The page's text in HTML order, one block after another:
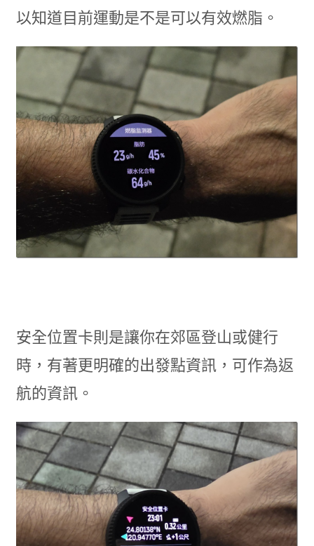
以知道目前運動是不是可以有效燃脂。
安全位置卡則是讓你在郊區登山或健行
時，有著更明確的出發點資訊，可作為返
航的資訊。